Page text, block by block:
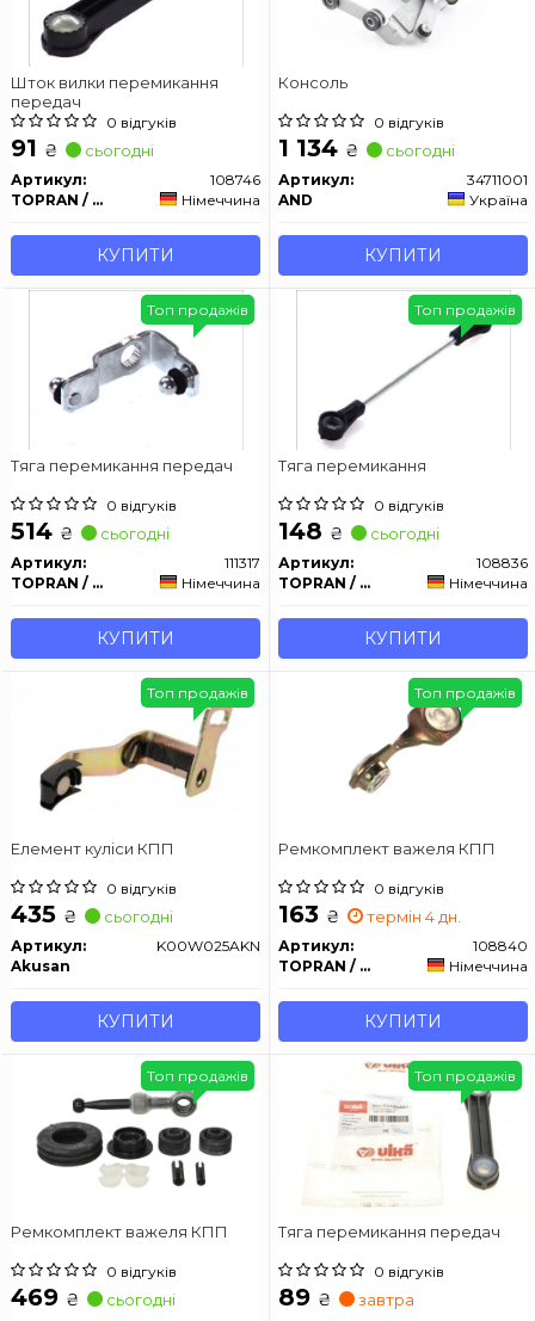
Шток вилки перемикання
передач
0 відгуків
91 ₴ сьогодні
Артикул:
108746
TOPRAN / HANS PRIES
Німеччина
КУПИТИ
Консоль
0 відгуків
1 134 ₴ сьогодні
Артикул:
34711001
AND
Україна
КУПИТИ
Тяга перемикання передач
0 відгуків
514 ₴ сьогодні
Артикул:
111317
TOPRAN / HANS PRIES
Німеччина
КУПИТИ
Топ продажів
Тяга перемикання
0 відгуків
148 ₴ сьогодні
Артикул:
108836
TOPRAN / HANS PRIES
Німеччина
КУПИТИ
Топ продажів
Елемент куліси КПП
0 відгуків
435 ₴ сьогодні
Артикул:
K00W025AKN
Akusan
КУПИТИ
Топ продажів
Ремкомплект важеля КПП
0 відгуків
163 ₴ термін 4 дн.
Артикул:
108840
TOPRAN / HANS PRIES
Німеччина
КУПИТИ
Топ продажів
Ремкомплект важеля КПП
0 відгуків
469 ₴ сьогодні
Топ продажів
Тяга перемикання передач
0 відгуків
89 ₴ завтра
Топ продажів